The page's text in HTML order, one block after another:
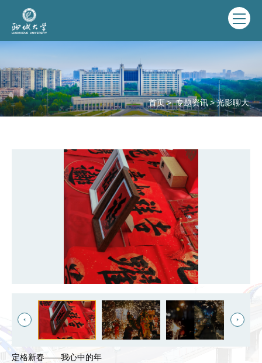
首页 > 专题资讯>光影聊大
定格新春——我心中的年